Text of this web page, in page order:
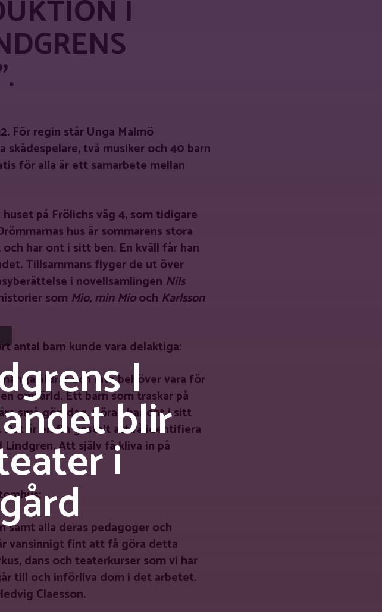
I
blir
i
I
För regin står Unga Malmö
två musiker och 40 barn
för alla är ett samarbete mellan
på Frölichs väg 4, som tidigare
hus är sommarens stora
har ont i sitt ben. En kväll får han
Tillsammans flyger de ut över
i novellsamlingen Nils
som Mio, min Miooch Karlsson
antal barn kunde vara delaktiga:
åldrar och inte behöver vara för
omvärld. Ett barn som traskar på
små gör idag. Göran har ont i sitt
Det är en fin gestalt att få identifiera
Att själv få kliva in på
samt alla deras pedagoger och
vansinnigt fint att få göra detta
dans och teaterkurser som vi har
till och införliva dom i det arbetet.
Claesson.